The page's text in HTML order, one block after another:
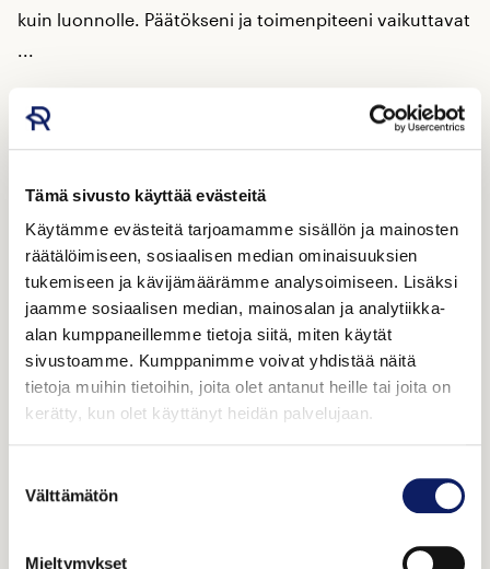
Tämä sivusto käyttää evästeitä
Käytämme evästeitä tarjoamamme sisällön ja mainosten
räätälöimiseen, sosiaalisen median ominaisuuksien
tukemiseen ja kävijämäärämme analysoimiseen. Lisäksi
jaamme sosiaalisen median, mainosalan ja analytiikka-
alan kumppaneillemme tietoja siitä, miten käytät
sivustoamme. Kumppanimme voivat yhdistää näitä
tietoja muihin tietoihin, joita olet antanut heille tai joita on
kerätty, kun olet käyttänyt heidän palvelujaan.
valinta
Välttämätön
Mieltymykset
kuin luonnolle. Päätökseni ja toimenpiteeni vaikuttavat